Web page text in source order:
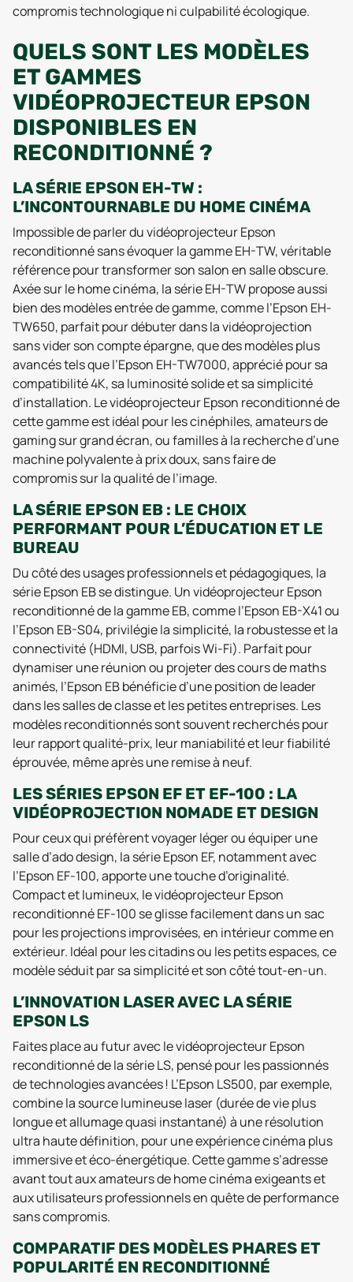
compromis technologique ni culpabilité écologique.
QUELS SONT LES MODÈLES
ET GAMMES
VIDÉOPROJECTEUR EPSON
DISPONIBLES EN
RECONDITIONNÉ ?
LA SÉRIE EPSON EH-TW :
L’INCONTOURNABLE DU HOME CINÉMA
Impossible de parler du vidéoprojecteur Epson
reconditionné sans évoquer la gamme EH-TW, véritable
référence pour transformer son salon en salle obscure.
Axée sur le home cinéma, la série EH-TW propose aussi
bien des modèles entrée de gamme, comme l’Epson EH-
TW650, parfait pour débuter dans la vidéoprojection
sans vider son compte épargne, que des modèles plus
avancés tels que l’Epson EH-TW7000, apprécié pour sa
compatibilité 4K, sa luminosité solide et sa simplicité
d’installation. Le vidéoprojecteur Epson reconditionné de
cette gamme est idéal pour les cinéphiles, amateurs de
gaming sur grand écran, ou familles à la recherche d’une
machine polyvalente à prix doux, sans faire de
compromis sur la qualité de l’image.
LA SÉRIE EPSON EB : LE CHOIX
PERFORMANT POUR L’ÉDUCATION ET LE
BUREAU
Du côté des usages professionnels et pédagogiques, la
série Epson EB se distingue. Un vidéoprojecteur Epson
reconditionné de la gamme EB, comme l’Epson EB-X41 ou
l’Epson EB-S04, privilégie la simplicité, la robustesse et la
connectivité (HDMI, USB, parfois Wi-Fi). Parfait pour
dynamiser une réunion ou projeter des cours de maths
animés, l’Epson EB bénéficie d’une position de leader
dans les salles de classe et les petites entreprises. Les
modèles reconditionnés sont souvent recherchés pour
leur rapport qualité-prix, leur maniabilité et leur fiabilité
éprouvée, même après une remise à neuf.
LES SÉRIES EPSON EF ET EF-100 : LA
VIDÉOPROJECTION NOMADE ET DESIGN
Pour ceux qui préfèrent voyager léger ou équiper une
salle d’ado design, la série Epson EF, notamment avec
l’Epson EF-100, apporte une touche d’originalité.
Compact et lumineux, le vidéoprojecteur Epson
reconditionné EF-100 se glisse facilement dans un sac
pour les projections improvisées, en intérieur comme en
extérieur. Idéal pour les citadins ou les petits espaces, ce
modèle séduit par sa simplicité et son côté tout-en-un.
L’INNOVATION LASER AVEC LA SÉRIE
EPSON LS
Faites place au futur avec le vidéoprojecteur Epson
reconditionné de la série LS, pensé pour les passionnés
de technologies avancées ! L’Epson LS500, par exemple,
combine la source lumineuse laser (durée de vie plus
longue et allumage quasi instantané) à une résolution
ultra haute définition, pour une expérience cinéma plus
immersive et éco-énergétique. Cette gamme s’adresse
avant tout aux amateurs de home cinéma exigeants et
aux utilisateurs professionnels en quête de performance
sans compromis.
COMPARATIF DES MODÈLES PHARES ET
POPULARITÉ EN RECONDITIONNÉ